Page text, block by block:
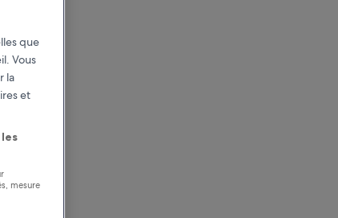
que
Vous
la
et
mesure